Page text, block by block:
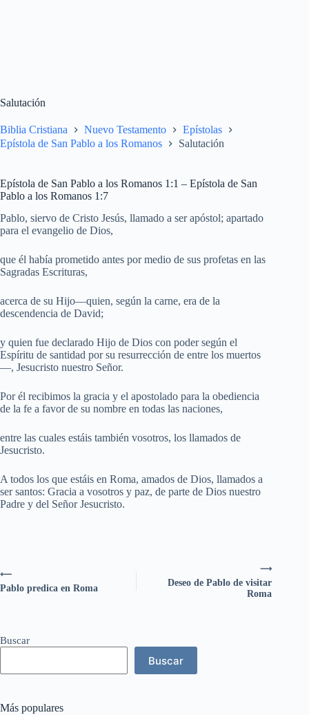
Salutación
Biblia Cristiana Nuevo Testamento
Epístolas
Epístola de San Pablo a los Romanos
Salutación
Epístola de San Pablo a los Romanos 1:1 – Epístola de San
Pablo a los Romanos 1:7
Pablo, siervo de Cristo Jesús, llamado a ser apóstol; apartado
para el evangelio de Dios,
que él había prometido antes por medio de sus profetas en las
Sagradas Escrituras,
acerca de su Hijo—quien, según la carne, era de la
descendencia de David;
y quien fue declarado Hijo de Dios con poder según el
Espíritu de santidad por su resurrección de entre los muertos
—, Jesucristo nuestro Señor.
Por él recibimos la gracia y el apostolado para la obediencia
de la fe a favor de su nombre en todas las naciones,
entre las cuales estáis también vosotros, los llamados de
Jesucristo.
A todos los que estáis en Roma, amados de Dios, llamados a
ser santos: Gracia a vosotros y paz, de parte de Dios nuestro
Padre y del Señor Jesucristo.
⟶
Deseo de Pablo de visitar
Roma
⟵
Pablo predica en Roma
Buscar
Buscar
Más populares